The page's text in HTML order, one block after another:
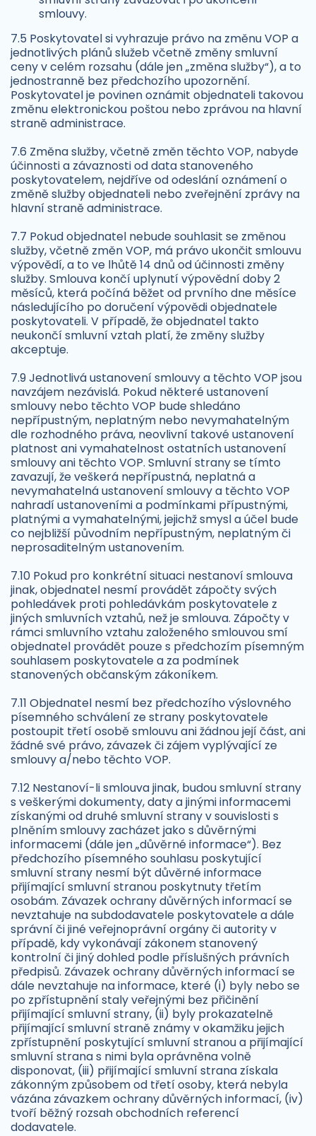
smlouvy.
7.5 Poskytovatel si vyhrazuje právo na změnu VOP a
jednotlivých plánů služeb včetně změny smluvní
ceny v celém rozsahu (dále jen „změna služby“), a to
jednostranně bez předchozího upozornění.
Poskytovatel je povinen oznámit objednateli takovou
změnu elektronickou poštou nebo zprávou na hlavní
straně administrace.
7.6 Změna služby, včetně změn těchto VOP, nabyde
účinnosti a závaznosti od data stanoveného
poskytovatelem, nejdříve od odeslání oznámení o
změně služby objednateli nebo zveřejnění zprávy na
hlavní straně administrace.
7.7 Pokud objednatel nebude souhlasit se změnou
služby, včetně změn VOP, má právo ukončit smlouvu
výpovědí, a to ve lhůtě 14 dnů od účinnosti změny
služby. Smlouva končí uplynutí výpovědní doby 2
měsíců, která počíná běžet od prvního dne měsíce
následujícího po doručení výpovědi objednatele
poskytovateli. V případě, že objednatel takto
neukončí smluvní vztah platí, že změny služby
akceptuje.
7.9 Jednotlivá ustanovení smlouvy a těchto VOP jsou
navzájem nezávislá. Pokud některé ustanovení
smlouvy nebo těchto VOP bude shledáno
nepřípustným, neplatným nebo nevymahatelným
dle rozhodného práva, neovlivní takové ustanovení
platnost ani vymahatelnost ostatních ustanovení
smlouvy ani těchto VOP. Smluvní strany se tímto
zavazují, že veškerá nepřípustná, neplatná a
nevymahatelná ustanovení smlouvy a těchto VOP
nahradí ustanoveními a podmínkami přípustnými,
platnými a vymahatelnými, jejichž smysl a účel bude
co nejbližší původním nepřípustným, neplatným či
neprosaditelným ustanovením.
7.10 Pokud pro konkrétní situaci nestanoví smlouva
jinak, objednatel nesmí provádět zápočty svých
pohledávek proti pohledávkám poskytovatele z
jiných smluvních vztahů, než je smlouva. Zápočty v
rámci smluvního vztahu založeného smlouvou smí
objednatel provádět pouze s předchozím písemným
souhlasem poskytovatele a za podmínek
stanovených občanským zákoníkem.
7.11 Objednatel nesmí bez předchozího výslovného
písemného schválení ze strany poskytovatele
postoupit třetí osobě smlouvu ani žádnou její část, ani
žádné své právo, závazek či zájem vyplývající ze
smlouvy a/nebo těchto VOP.
7.12 Nestanoví-li smlouva jinak, budou smluvní strany
s veškerými dokumenty, daty a jinými informacemi
získanými od druhé smluvní strany v souvislosti s
plněním smlouvy zacházet jako s důvěrnými
informacemi (dále jen „důvěrné informace“). Bez
předchozího písemného souhlasu poskytující
smluvní strany nesmí být důvěrné informace
přijímající smluvní stranou poskytnuty třetím
osobám. Závazek ochrany důvěrných informací se
nevztahuje na subdodavatele poskytovatele a dále
správní či jiné veřejnoprávní orgány či autority v
případě, kdy vykonávají zákonem stanovený
kontrolní či jiný dohled podle příslušných právních
předpisů. Závazek ochrany důvěrných informací se
dále nevztahuje na informace, které (i) byly nebo se
po zpřístupnění staly veřejnými bez přičinění
přijímající smluvní strany, (ii) byly prokazatelně
přijímající smluvní straně známy v okamžiku jejich
zpřístupnění poskytující smluvní stranou a přijímající
smluvní strana s nimi byla oprávněna volně
disponovat, (iii) přijímající smluvní strana získala
zákonným způsobem od třetí osoby, která nebyla
vázána závazkem ochrany důvěrných informací, (iv)
tvoří běžný rozsah obchodních referencí
dodavatele.